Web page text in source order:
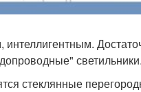
светильники.
стеклянные